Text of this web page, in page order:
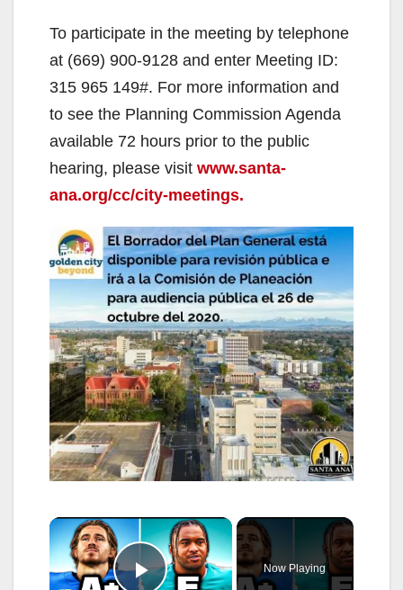
To participate in the meeting by telephone
at (669) 900-9128 and enter Meeting ID:
315 965 149#. For more information and
to see the Planning Commission Agenda
available 72 hours prior to the public
hearing, please visit www.santa-
ana.org/cc/city-meetings.
×
Now Playing